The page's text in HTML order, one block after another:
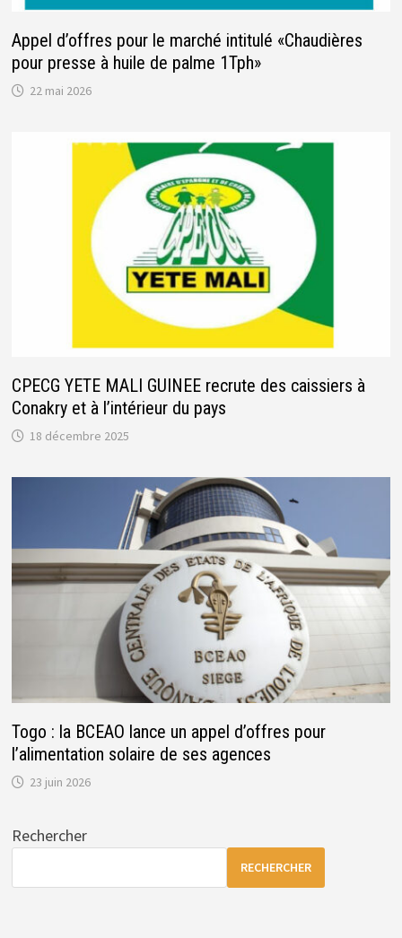
Appel d’offres pour le marché intitulé «Chaudières
pour presse à huile de palme 1Tph»
22 mai 2026
CPECG YETE MALI GUINEE recrute des caissiers à
Conakry et à l’intérieur du pays
18 décembre 2025
Togo : la BCEAO lance un appel d’offres pour
l’alimentation solaire de ses agences
23 juin 2026
Rechercher
RECHERCHER